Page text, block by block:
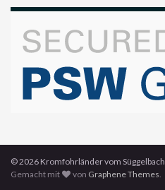
© 2026 Kromfohrländer vom Süggelbach.
Gemacht mit
von Graphene Themes